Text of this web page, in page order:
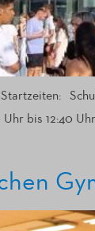
bis 12:40